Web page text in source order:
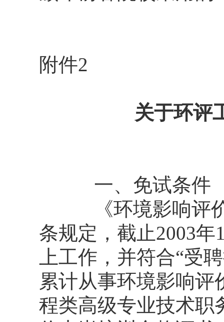
附件2
关于环评
一、免试条件
《环境影响评价
条规定，截止2003
上工作，并符合“受
累计从事环境影响评
程类高级专业技术职